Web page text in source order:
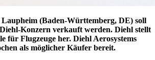
(Baden-Württemberg, DE) soll
Konzern verkauft werden. Diehl stellt
für Flugzeuge her. Diehl Aerosystems
als möglicher Käufer bereit.